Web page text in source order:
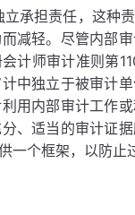
承担责任，这种
减轻。尽管内部
计师审计准则第
中独立于被审计
用内部审计工作
、适当的审计证
个框架，以防止